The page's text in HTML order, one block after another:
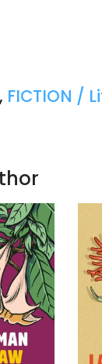
, FICTION /